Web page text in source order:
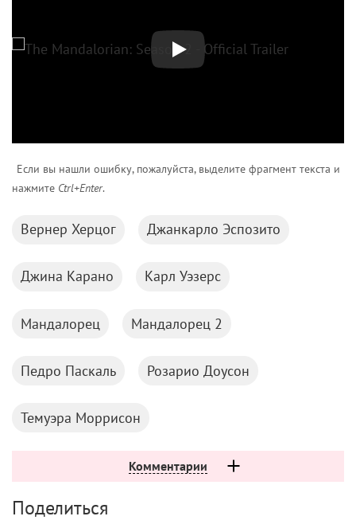
Если вы нашли ошибку, пожалуйста, выделите фрагмент текста и
нажмите Ctrl+Enter.
Вернер Херцог Джанкарло Эспозито
Джина Карано Карл Уэзерс
Мандалорец Мандалорец 2
Педро Паскаль Розарио Доусон
Темуэра Моррисон
Комментарии
Поделиться